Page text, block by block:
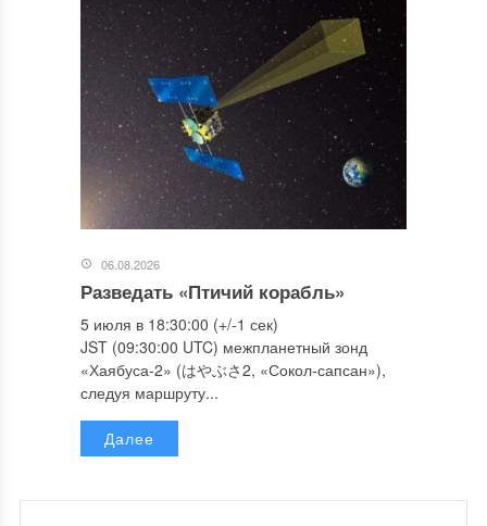
06.08.2026
Разведать «Птичий корабль»
5 июля в 18:30:00 (+/-1 сек)
JST (09:30:00 UTC) межпланетный зонд
«Хаябуса-2» (はやぶさ2, «Сокол-сапсан»),
следуя маршруту...
Далее